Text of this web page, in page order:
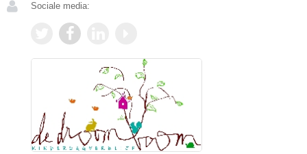
Sociale media: